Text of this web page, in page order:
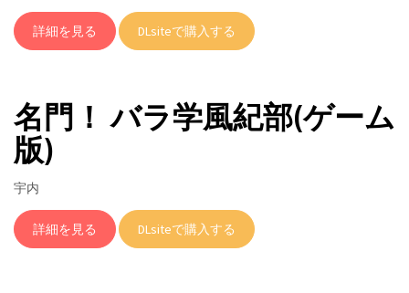
詳細を見る DLsiteで購入する
名門！ バラ学風紀部(ゲーム
版)
宇内
詳細を見る DLsiteで購入する